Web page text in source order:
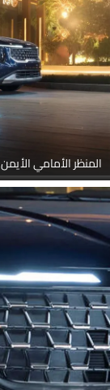
المنظر الأمامي الأيمن